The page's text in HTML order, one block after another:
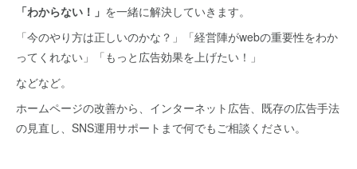
「わからない！」 を一緒に解決していきます。
「今のやり方は正しいのかな？」「経営陣がwebの重要性をわか
ってくれない」「もっと広告効果を上げたい！」
などなど。
ホームページの改善から、インターネット広告、既存の広告手法
の見直し、SNS運用サポートまで何でもご相談ください。